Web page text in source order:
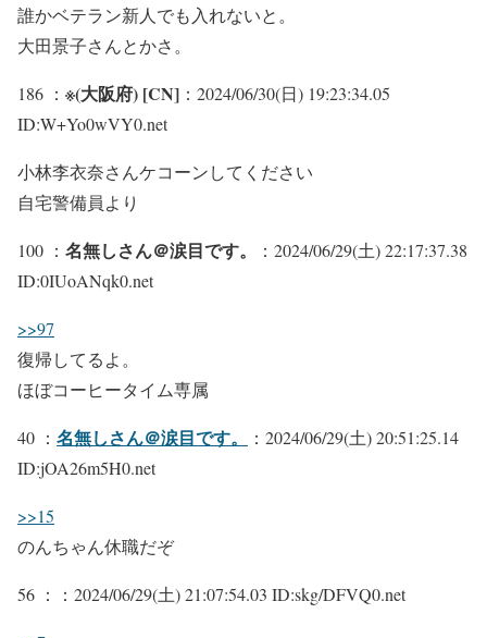
誰かベテラン新人でも入れないと。
大田景子さんとかさ。
186 ： ※(大阪府) [CN] ：2024/06/30(日) 19:23:34.05
ID:W+Yo0wVY0.net
小林李衣奈さんケコーンしてください
自宅警備員より
100 ： 名無しさん＠涙目です。
：2024/06/29(土) 22:17:37.38
ID:0IUoANqk0.net
>>97
復帰してるよ。
ほぼコーヒータイム専属
40 ： 名無しさん＠涙目です。
：2024/06/29(土) 20:51:25.14
ID:jOA26m5H0.net
>>15
のんちゃん休職だぞ
56 ： ：2024/06/29(土) 21:07:54.03 ID:skg/DFVQ0.net